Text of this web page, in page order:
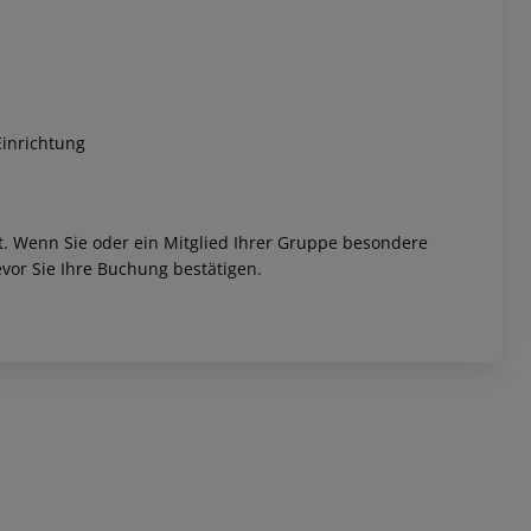
Sie oder ein Mitglied Ihrer Gruppe besondere
Sie Ihre Buchung bestätigen.